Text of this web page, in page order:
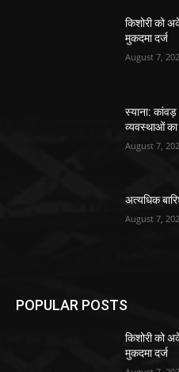
किशोरी को
मुकदमा दर्ज
August 7,
स्याना: कांवड़
व्यवस्थाओं का
August 7,
अत्यधिक
August 7,
POPULAR POSTS
किशोरी को
मुकदमा दर्ज